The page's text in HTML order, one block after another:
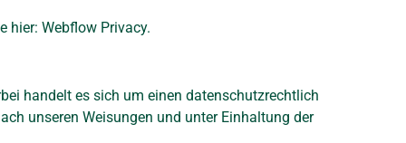
hier:Webflow Privacy.
handelt es sich um einen datenschutzrechtlich
unseren Weisungen und unter Einhaltung der